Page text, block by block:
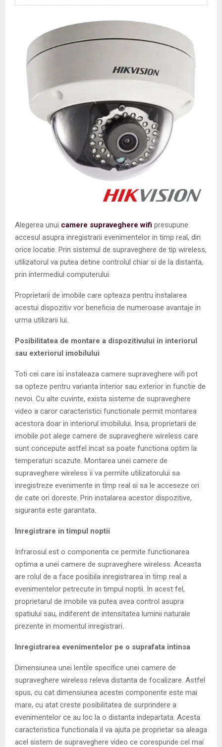
Alegerea unui camere supraveghere wifi presupune
accesul asupra inregistrarii evenimentelor in timp real, din
orice locatie. Prin sistemul de supraveghere de tip wireless,
utilizatorul va putea detine controlul chiar si de la distanta,
prin intermediul computerului.
Proprietarii de imobile care opteaza pentru instalarea
acestui dispozitiv vor beneficia de numeroase avantaje in
urma utilizarii lui.
Posibilitatea de montare a dispozitivului in interiorul
sau exteriorul imobilului
Toti cei care isi instaleaza camere supraveghere wifi pot
sa opteze pentru varianta interior sau exterior in functie de
nevoi. Cu alte cuvinte, exista sisteme de supraveghere
video a caror caracteristici functionale permit montarea
acestora doar in interiorul imobilului. Insa, proprietarii de
imobile pot alege camere de supraveghere wireless care
sunt concepute astfel incat sa poate functiona optim la
temperaturi scazute. Montarea unei camere de
supraveghere wireless ii va permite utilizatorului sa
inregistreze evenimente in timp real si sa le acceseze ori
de cate ori doreste. Prin instalarea acestor dispozitive,
siguranta este garantata.
Inregistrare in timpul noptii
Infrarosul est o componenta ce permite functionarea
optima a unei camere de supraveghere wireless. Aceasta
are rolul de a face posibila inregistrarea in timp real a
evenimentelor petrecute in timpul noptii. In acest fel,
proprietarul de imobile va putea avea control asupra
spatiului sau, indiferent de intensitatea luminii naturale
prezente in momentul inregistrari.
Inregistrarea evenimentelor pe o suprafata intinsa
Dimensiunea unei lentile specifice unei camere de
supraveghere wireless releva distanta de focalizare. Astfel
spus, cu cat dimensiunea acestei componente este mai
mare, cu atat creste posibilitatea de surprindere a
evenimentelor ce au loc la o distanta indepartata. Acesta
caracteristica functionala il va ajuta pe proprietar sa aleaga
acel sistem de supraveghere video ce corespunde cel mai